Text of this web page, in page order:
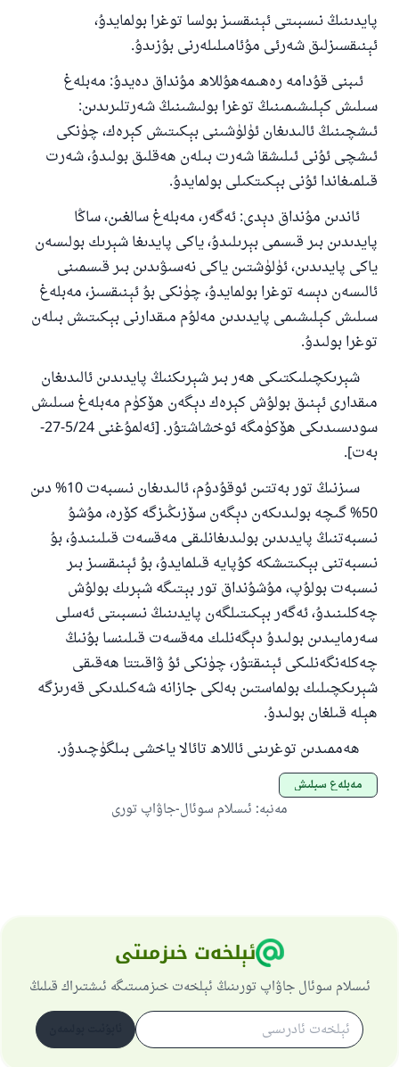
پايدىنىڭ نىسبىتى ئېنىقسىز بولسا توغرا بولمايدۇ،
ئېنىقسىزلىق شەرئى مۇئامىلىلەرنى بۇزىدۇ.
ئىبنى قۇدامە رەھىمەھۇللاھ مۇنداق دەيدۇ: مەبلەغ
سىلىش كېلىشىمىنىڭ توغرا بولىشىنىڭ شەرتلىرىدىن:
ئىشچىنىڭ ئالىدىغان ئۈلۈشىنى بېكىتىش كېرەك، چۈنكى
ئىشچى ئۇنى ئىلىشقا شەرت بىلەن ھەقلىق بولىدۇ، شەرت
قىلمىغاندا ئۇنى بېكىتكىلى بولمايدۇ.
ئاندىن مۇنداق دېدى:ئەگەر، مەبلەغ سالغىن، ساڭا
پايدىدىن بىر قىسمى بېرىلىدۇ، ياكى پايدىغا شېرىك بولىسەن
ياكى پايدىدىن، ئۈلۈشتىن ياكى نەسىۋىدىن بىر قىسمىنى
ئالىسەن دېسە توغرا بولمايدۇ، چۈنكى بۇ ئېنىقسىز، مەبلەغ
سىلىش كېلىشىمى پايدىدىن مەلۇم مىقدارنى بېكىتىش بىلەن
توغرا بولىدۇ.
شېرىكچىلىكتىكى ھەر بىر شېرىكنىڭ پايدىدىن ئالىدىغان
مىقدارى ئېنىق بولۇش كېرەك دېگەن ھۆكۈم مەبلەغ سىلىش
سودىسىدىكى ھۆكۈمگە ئوخشاشتۇر. [ئەلمۇغنى5/24-27-
بەت].
سىزنىڭ تور بەتتىن ئوقۇدۇم، ئالىدىغان نىسبەت
دىن
50% گىچە بولىدىكەن دېگەن سۆزىڭىزگە كۆرە، مۇشۇ
نىسبەتنىڭ پايدىدىن بولىدىغانلىقى مەقسەت قىلىنىدۇ، بۇ
نىسبەتنى بېكىتىشكە كۇپايە قىلمايدۇ، بۇ ئېنىقسىز بىر
نىسبەت بولۇپ، مۇشۇنداق تور بېتىگە شېرىك بولۇش
چەكلىنىدۇ، ئەگەر بېكىتىلگەن پايدىنىڭ نىسبىتى ئەسلى
سەرمايىدىن بولىدۇ دېگەنلىك مەقسەت قىلىنسا بۇنىڭ
چەكلەنگەنلىكى ئېنىقتۇر، چۈنكى ئۇ ۋاقىتتا ھەقىقى
شېرىكچىلىك بولماستىن بەلكى جازانە شەكىلدىكى قەرىزگە
ھېلە قىلغان بولىدۇ.
ھەممىدىن توغرىنى ئاللاھ تائالا ياخشى بىلگۈچىدۇر.
مەبلەغ سېلىش
مەنبە: ئىسلام سوئال-جاۋاپ تورى
ئېلخەت خىزمىتى
ئىسلام سوئال جاۋاپ تورىنىڭ ئېلخەت خىزمىىتىگە ئىشتىراك قىلىڭ